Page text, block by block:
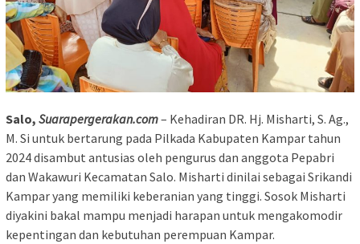
Salo, Suarapergerakan.com– Kehadiran DR. Hj. Misharti, S. Ag.,
M. Si untuk bertarung pada Pilkada Kabupaten Kampar tahun
2024 disambut antusias oleh pengurus dan anggota Pepabri
dan Wakawuri Kecamatan Salo. Misharti dinilai sebagai Srikandi
Kampar yang memiliki keberanian yang tinggi. Sosok Misharti
diyakini bakal mampu menjadi harapan untuk mengakomodir
kepentingan dan kebutuhan perempuan Kampar.